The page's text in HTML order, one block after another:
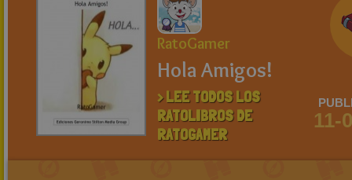
RatoGamer
Hola Amigos!
> LEE TODOS LOS
RATOLIBROS DE
RATOGAMER
11-